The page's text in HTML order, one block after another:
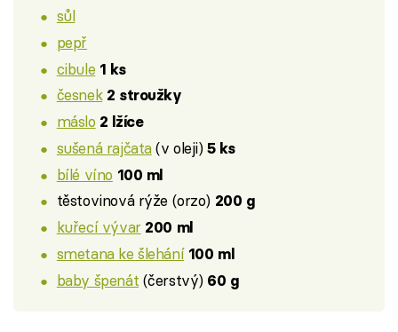
sůl
pepř
cibule 1 ks
česnek 2 stroužky
máslo 2 lžíce
sušená rajčata(v oleji)5 ks
bílé víno 100 ml
těstovinová rýže (orzo) 200 g
kuřecí vývar 200 ml
smetana ke šlehání 100 ml
baby špenát (čerstvý) 60 g